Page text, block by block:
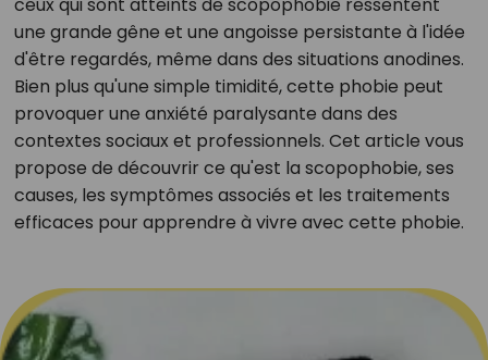
une grande gêne et une angoisse persistante à l'idée
d'être regardés, même dans des situations anodines.
Bien plus qu'une simple timidité, cette phobie peut
provoquer une anxiété paralysante dans des
contextes sociaux et professionnels. Cet article vous
propose de découvrir ce qu'est la scopophobie, ses
causes, les symptômes associés et les traitements
efficaces pour apprendre à vivre avec cette phobie.